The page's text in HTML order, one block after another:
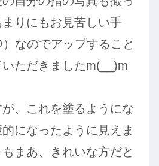
りにもお見苦しい手
）なのでアップすること
ただきましたm(__)m
、これを塗るようにな
になったように見えま
まあ、きれいな方だと